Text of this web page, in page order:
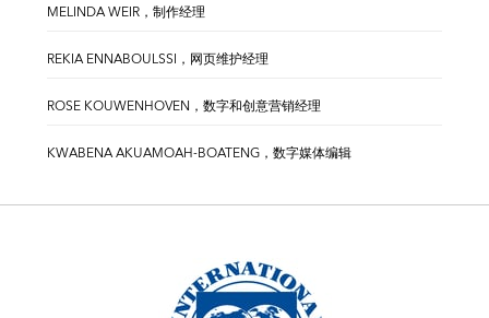
MELINDA WEIR，制作经理
REKIA ENNABOULSSI，网页维护经理
ROSE KOUWENHOVEN，数字和创意营销经理
KWABENA AKUAMOAH-BOATENG，数字媒体编辑